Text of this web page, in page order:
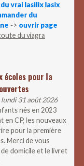
vrai lasilix lasix
du
-> ouvrir page
du viagra
écoles pour la
31 août 2026
nés en 2023
CP, les nouveaux
pour la première
Merci de vous
domicile et le livret